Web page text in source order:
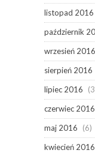
listopad 2016
październik
wrzesień 2016
sierpień 2016
lipiec 2016
czerwiec 2016
maj 2016
(6)
kwiecień 2016